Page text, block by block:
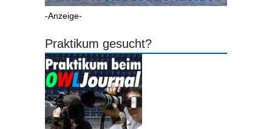
-Anzeige-
Praktikum gesucht?